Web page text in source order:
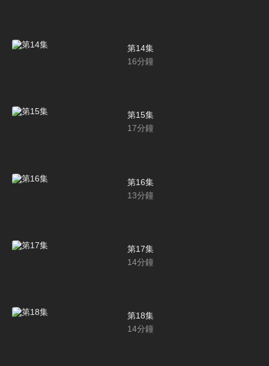
第14集
16分鐘
第15集
17分鐘
第16集
13分鐘
第17集
14分鐘
第18集
14分鐘